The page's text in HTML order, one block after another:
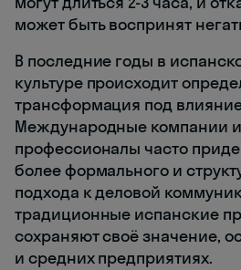
может быть воспринят
В последние годы в
культуре происходит
трансформация под
Международные компании
профессионалы часто
более формального и
подхода к деловой
традиционные испанские
сохраняют своё значение,
и средних предприятиях.